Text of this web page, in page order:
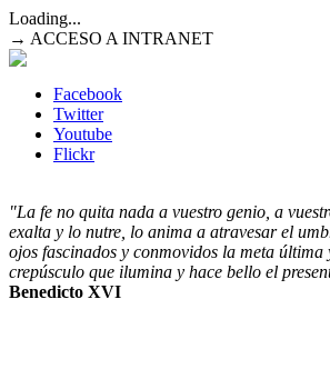
Loading...
→ ACCESO A INTRANET
Facebook
Twitter
Youtube
Flickr
"La fe no quita nada a vuestro genio, a
exalta y lo nutre, lo anima a atravesar el
ojos fascinados y conmovidos la meta
crepúsculo que ilumina y hace bello el
Benedicto XVI